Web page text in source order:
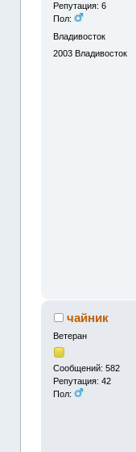
Репутация: 6
Пол:
Владивосток
2003 Владивосток
чайник
Ветеран
Сообщений: 582
Репутация: 42
Пол: